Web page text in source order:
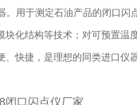
用于测定石油产品的闭口
化结构等技术；对可预置温
快捷，是理想的同类进口仪
闭口闪点仪厂家